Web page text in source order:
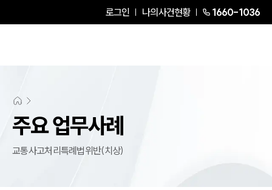
로그인 나의사건현황 1660-1036
주요 업무사례
교통사고처리특례법위반(치상)